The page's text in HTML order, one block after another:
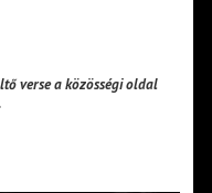
verse a közösségi oldal